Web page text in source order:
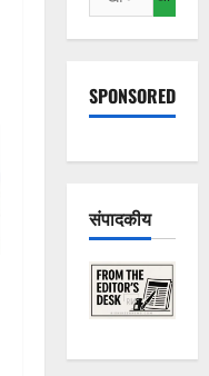
को
खोजें:
SPONSORED
संपादकीय